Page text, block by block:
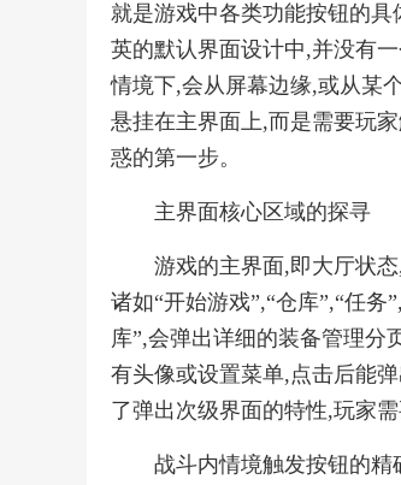
就是游戏中各类功能按钮的
英的默认界面设计中,并没有
情境下,会从屏幕边缘,或从某
悬挂在主界面上,而是需要玩
惑的第一步。
主界面核心区域的探寻
游戏的主界面,即大厅状
诸如“开始游戏”,“仓库”,“任
库”,会弹出详细的装备管理分
有头像或设置菜单,点击后能
了弹出次级界面的特性,玩家
战斗内情境触发按钮的精